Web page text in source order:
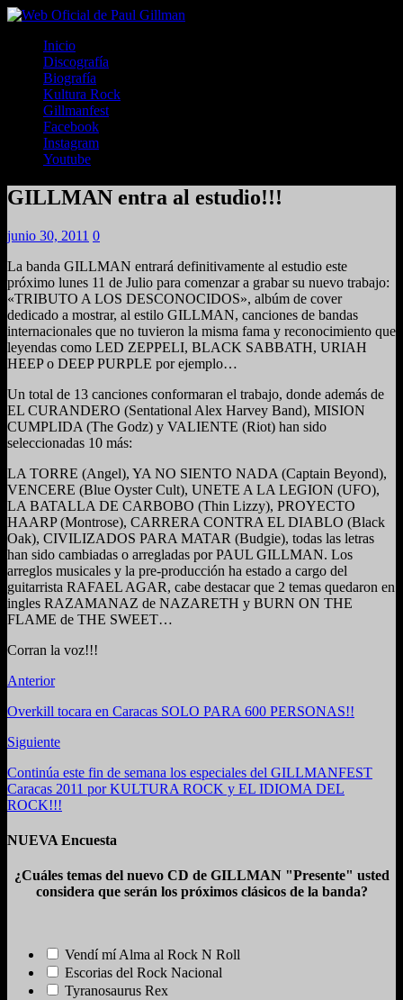
Inicio
Discografía
Biografía
Kultura Rock
Gillmanfest
Facebook
Instagram
Youtube
GILLMAN entra al estudio!!!
junio 30, 2011 0
La banda GILLMAN entrará definitivamente al estudio este
próximo lunes 11 de Julio para comenzar a grabar su nuevo trabajo:
«TRIBUTO A LOS DESCONOCIDOS», albúm de cover
dedicado a mostrar, al estilo GILLMAN, canciones de bandas
internacionales que no tuvieron la misma fama y reconocimiento que
leyendas como LED ZEPPELI, BLACK SABBATH, URIAH
HEEP o DEEP PURPLE por ejemplo…
Un total de 13 canciones conformaran el trabajo, donde además de
EL CURANDERO (Sentational Alex Harvey Band), MISION
CUMPLIDA (The Godz) y VALIENTE (Riot) han sido
seleccionadas 10 más:
LA TORRE (Angel), YA NO SIENTO NADA (Captain Beyond),
VENCERE (Blue Oyster Cult), UNETE A LA LEGION (UFO),
LA BATALLA DE CARBOBO (Thin Lizzy), PROYECTO
HAARP (Montrose), CARRERA CONTRA EL DIABLO (Black
Oak), CIVILIZADOS PARA MATAR (Budgie), todas las letras
han sido cambiadas o arregladas por PAUL GILLMAN. Los
arreglos musicales y la pre-producción ha estado a cargo del
guitarrista RAFAEL AGAR, cabe destacar que 2 temas quedaron en
ingles RAZAMANAZ de NAZARETH y BURN ON THE
FLAME de THE SWEET…
Corran la voz!!!
Anterior
Overkill tocara en Caracas SOLO PARA 600 PERSONAS!!
Siguiente
Continúa este fin de semana los especiales del GILLMANFEST
Caracas 2011 por KULTURA ROCK y EL IDIOMA DEL
ROCK!!!
NUEVA Encuesta
¿Cuáles temas del nuevo CD de GILLMAN "Presente" usted
considera que serán los próximos clásicos de la banda?
Vendí mí Alma al Rock N Roll
Escorias del Rock Nacional
Tyranosaurus Rex